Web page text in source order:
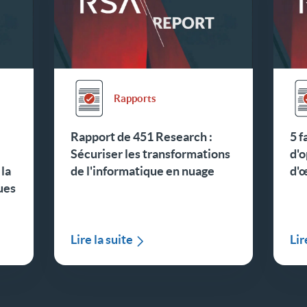
Rapports
Rapport de 451 Research :
Sécuriser les transformations
de l'informatique en nuage
Lire la suite
5